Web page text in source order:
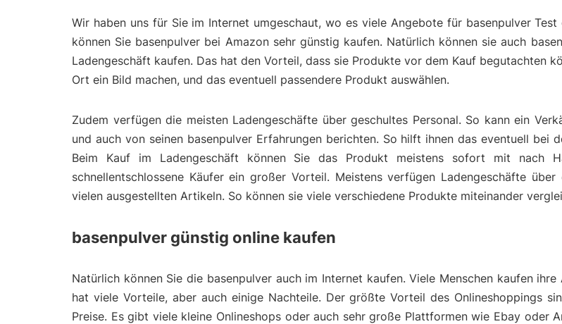
Wir haben uns für Sie im Internet umgeschaut, wo es viele Angebote für basenpulver
können Sie basenpulver bei Amazon sehr günstig kaufen. Natürlich können sie auch
Ladengeschäft kaufen. Das hat den Vorteil, dass sie Produkte vor dem Kauf begutachten
Ort ein Bild machen, und das eventuell passendere Produkt auswählen.
Zudem verfügen die meisten Ladengeschäfte über geschultes Personal. So kann ein
und auch von seinen basenpulver Erfahrungen berichten. So hilft ihnen das eventuell bei
Beim Kauf im Ladengeschäft können Sie das Produkt meistens sofort mit nach
schnellentschlossene Käufer ein großer Vorteil. Meistens verfügen Ladengeschäfte über
vielen ausgestellten Artikeln. So können sie viele verschiedene Produkte miteinander
basenpulver günstig online kaufen
Natürlich können Sie die basenpulver auch im Internet kaufen. Viele Menschen kaufen
hat viele Vorteile, aber auch einige Nachteile. Der größte Vorteil des Onlineshoppings
Preise. Es gibt viele kleine Onlineshops oder auch sehr große Plattformen wie Ebay oder